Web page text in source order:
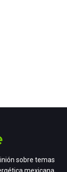
sobre temas